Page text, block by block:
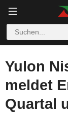
Yulon
meldet
Quartal